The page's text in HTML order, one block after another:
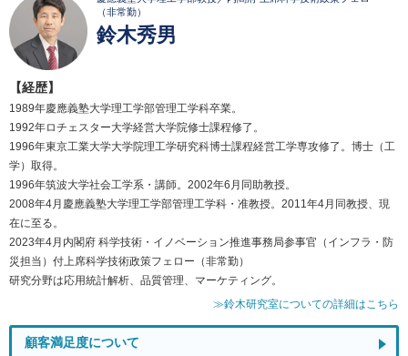
（非常勤）
鈴木秀男
【経歴】
1989年慶應義塾大学理工学部管理工学科卒業。
1992年ロチェスター大学経営大学院修士課程修了。
1996年東京工業大学大学院理工学研究科博士課程経営工学専攻修了。博士（工
学）取得。
1996年筑波大学社会工学系・講師。2002年6月同助教授。
2008年4月慶應義塾大学理工学部管理工学科・准教授。2011年4月同教授、現
在に至る。
2023年4月内閣府 科学技術・イノベーション推進事務局参事官（インフラ・防
災担当）付上席科学技術政策フェロー（非常勤）
研究分野は応用統計解析、品質管理、マーケティング。
≫鈴木研究室についての詳細はこちら
顧客満足度について